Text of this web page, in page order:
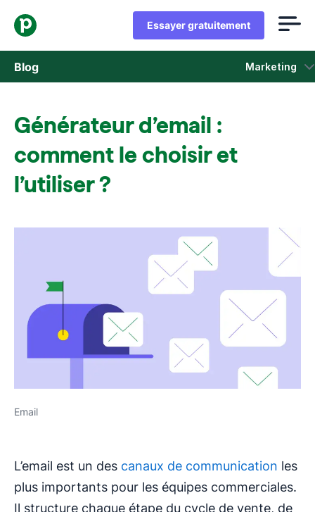
Essayer gratuitement
Blog Marketing
Actus Produit
Générateur d’email :
comment le choisir et
l’utiliser ?
Email
L’email est un des canaux de communication les
plus importants pour les équipes commerciales.
Il structure chaque étape du cycle de vente, de